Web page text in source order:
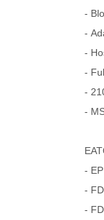
-
-
-
-
-
-
-
-
-